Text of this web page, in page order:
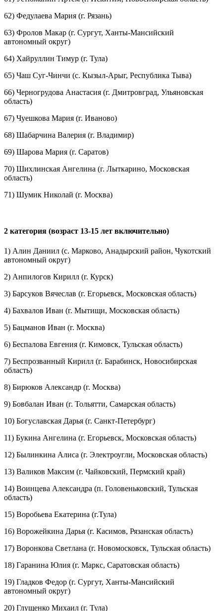
62) Федулаева Мария (г. Рязань)
63) Фролов Макар (г. Сургут, Ханты-Мансийский
автономный округ)
64) Хайруллин Тимур (г. Тула)
65) Чаш Суг-Чинчи (с. Кызыл-Арыг, Республика Тыва)
66) Черногрудова Анастасия (г. Дмитровград, Ульяновская
область)
67) Чуешкова Мария (г. Иваново)
68) Шабарчина Валерия (г. Владимир)
69) Шарова Мария (г. Саратов)
70) Шихлинская Ангелина (г. Лыткарино, Московская
область)
71) Шумик Николай (г. Москва)
2 категория (возраст 13-15 лет включительно)
1) Алин Даниил (с. Марково, Анадырский район, Чукотский
автономный округ)
2) Анпилогов Кирилл (г. Курск)
3) Барсуков Вячеслав (г. Егорьевск, Московская область)
4) Бахвалов Иван (г. Мытищи, Московская область)
5) Бацманов Иван (г. Москва)
6) Беспалова Евгения (г. Кимовск, Тульская область)
7) Беспрозванный Кирилл (г. Барабинск, Новосибирская
область)
8) Бирюков Александр (г. Москва)
9) Бовбалан Иван (г. Тольятти, Самарская область)
10) Богуславская Дарья (г. Санкт-Петербург)
11) Букина Ангелина (г. Егорьевск, Московская область)
12) Былинкина Алиса (г. Электроугли, Московская область)
13) Валиков Максим (г. Чайковский, Пермский край)
14) Воинцева Александра (п. Головеньковский, Тульская
область)
15) Воробьева Екатерина (г.Тула)
16) Ворожейкина Дарья (г. Касимов, Рязанская область)
17) Воронкова Светлана (г. Новомосковск, Тульская область)
18) Гаранина Юлия (г. Маркс, Саратовская область)
19) Гладков Федор (г. Сургут, Ханты-Мансийский
автономный округ)
20) Глущенко Михаил (г. Тула)